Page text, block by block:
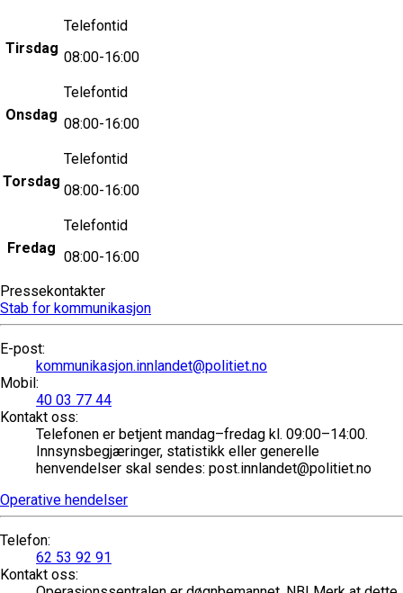
Tirsdag
Telefontid
08:00-16:00
Onsdag
Telefontid
08:00-16:00
Torsdag
Telefontid
08:00-16:00
Fredag
Telefontid
08:00-16:00
Pressekontakter
Stab for kommunikasjon
E-post:
kommunikasjon.innlandet@politiet.no
Mobil:
40 03 77 44
Kontakt oss:
Telefonen er betjent mandag–fredag kl. 09:00–14:00.
Innsynsbegjæringer, statistikk eller generelle
henvendelser skal sendes: post.innlandet@politiet.no
Operative hendelser
Telefon:
62 53 92 91
Kontakt oss: